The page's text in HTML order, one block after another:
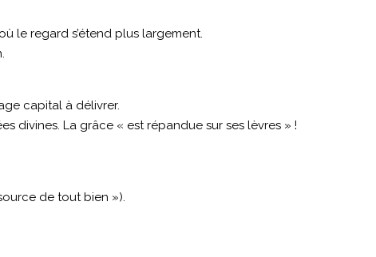
le regard s’étend plus largement.
capital à délivrer.
divines. La grâce « est répandue sur ses lèvres » !
de tout bien »).